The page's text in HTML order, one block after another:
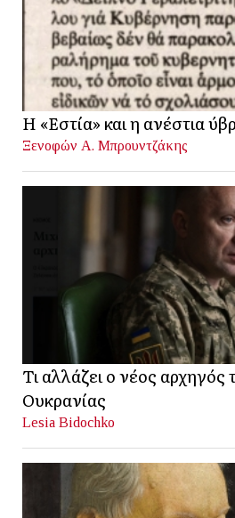
Η «Εστία» και η ανέστια
Ξενοφών Α. Μπρουντζάκης
Τι αλλάζει ο νέος αρχηγός
Ουκρανίας
Lesia Bidochko